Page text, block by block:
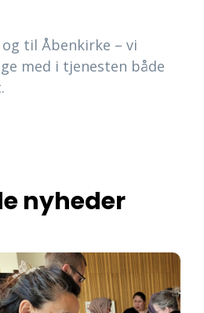
til Åbenkirke – vi
med i tjenesten både
nyheder